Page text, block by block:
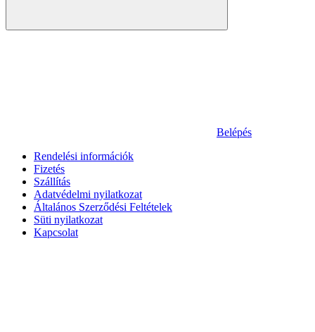
Belépés
Rendelési információk
Fizetés
Szállítás
Adatvédelmi nyilatkozat
Általános Szerződési Feltételek
Süti nyilatkozat
Kapcsolat